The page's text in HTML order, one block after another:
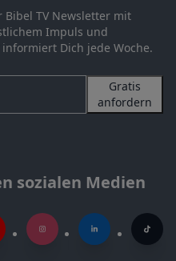
Bibel TV Newsletter mit
Impuls und
Dich jede Woche.
Gratis
anfordern
sozialen Medien